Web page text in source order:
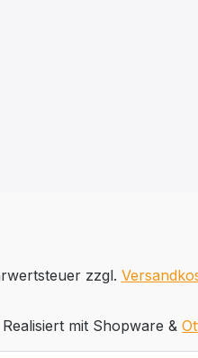
zzgl.
Realisiert mit Shopware &